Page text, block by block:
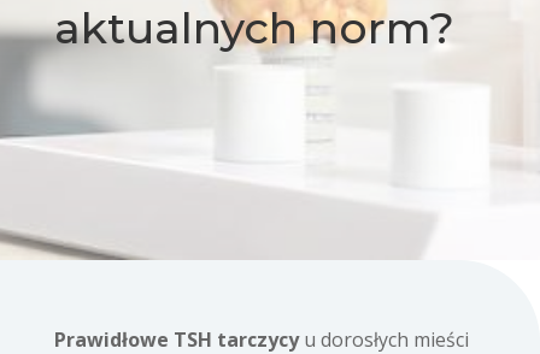
aktualnych norm?
Prawidłowe TSH tarczycyu dorosłych mieści